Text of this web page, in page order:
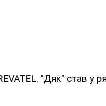
"Дяк" став у